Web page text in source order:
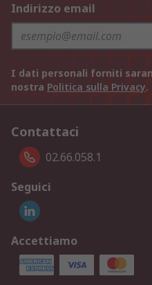
Indirizzo email
I dati personali forniti
nostra Politica sulla Privacy.
Contattaci
02.66.058.1
Seguici
Accettiamo